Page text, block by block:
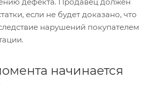
если не будет доказано, что
нарушений покупателем
начинается